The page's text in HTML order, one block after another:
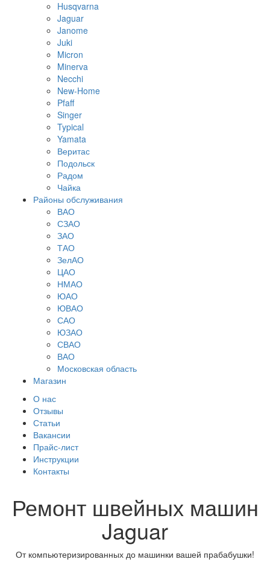
Husqvarna
Jaguar
Janome
Juki
Micron
Minerva
Necchi
New-Home
Pfaff
Singer
Typical
Yamata
Веритас
Подольск
Радом
Чайка
Районы обслуживания
ВАО
СЗАО
ЗАО
ТАО
ЗелАО
ЦАО
НМАО
ЮАО
ЮВАО
САО
ЮЗАО
СВАО
ВАО
Московская область
Магазин
О нас
Отзывы
Статьи
Вакансии
Прайс-лист
Инструкции
Контакты
Ремонт швейных машин
Jaguar
От компьютеризированных до машинки вашей прабабушки!